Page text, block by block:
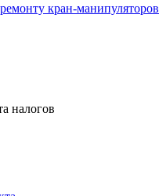
кран-манипуляторов
налогов